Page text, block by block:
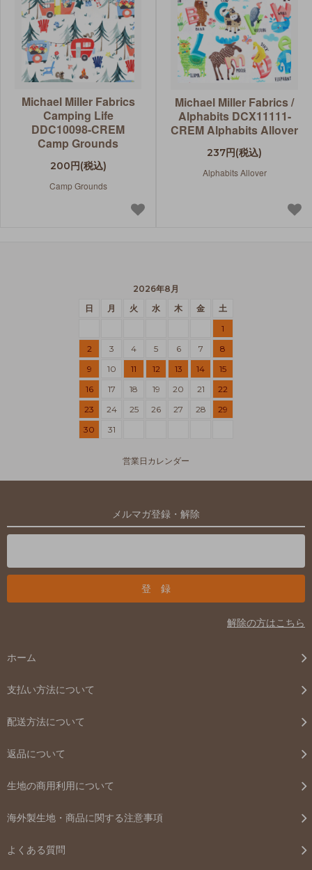
Michael Miller Fabrics
Camping Life
DDC10098-CREM
Camp Grounds
200円(税込)
Camp Grounds
Michael Miller Fabrics /
Alphabits DCX11111-
CREM Alphabits Allover
237円(税込)
Alphabits Allover
2026年8月
日
月 火 水 木 金
土
1
2
3 4 5 6 7
8
9
10 11 12 13 14
15
16
17 18 19 20 21
22
23
24 25 26 27 28
29
30
31
営業日カレンダー
メルマガ登録・解除
解除の方はこちら
ホーム
支払い方法について
配送方法について
返品について
生地の商用利用について
海外製生地・商品に関する注意事項
よくある質問